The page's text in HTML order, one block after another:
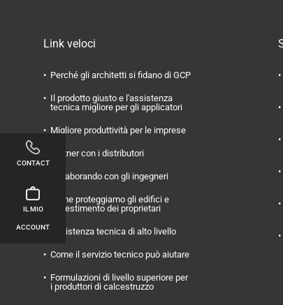
CONTACT
IL MIO
ACCOUNT
Link veloci
Perché gli architetti si fidano di GCP
Il prodotto giusto e l'assistenza
tecnica migliore per gli applicatori
Migliore produttività per le imprese
Partner con i distributori
Collaborando con gli ingegneri
Come proteggiamo gli edifici e
l'investimento dei proprietari
Assistenza tecnica di alto livello
Come il servizio tecnico può aiutare
Formulazioni di livello superiore per
i produttori di calcestruzzo